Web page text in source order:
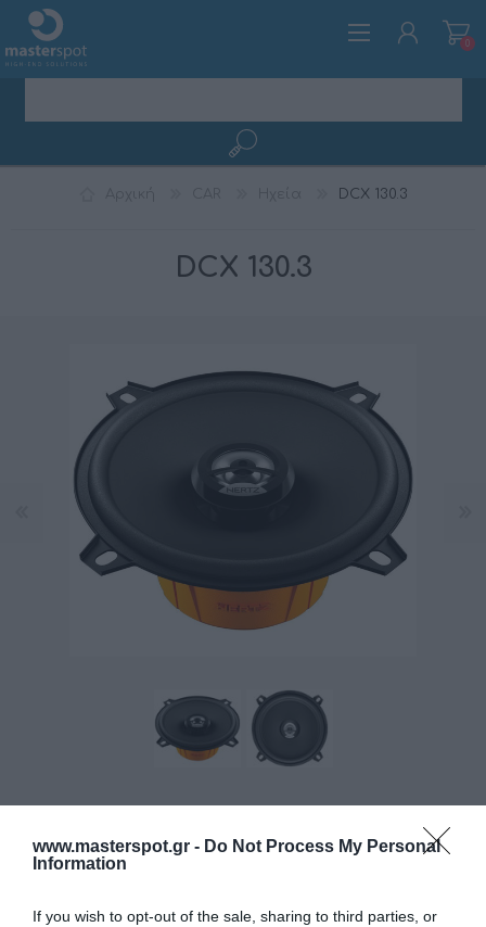
www.masterspot.gr - Do Not Process My Personal
Information
If you wish to opt-out of the sale, sharing to third parties, or
0
DCX 130.3
DCX 130.3
Για να ικανοποιήσει όλες τις ανάγκες εγκατάστασης,
χωρίς να εγκαταλείψει την ποιότητα και την απόδοση
σχεδιάστηκαν με μεγάλη προσοχή για να παρέχουν